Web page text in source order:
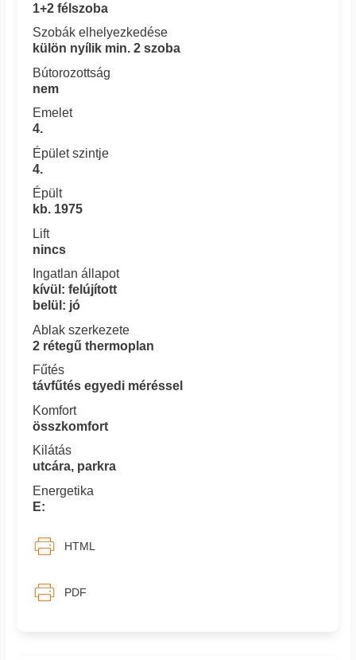
1+2 félszoba
Szobák elhelyezkedése
külön nyílik min. 2 szoba
Bútorozottság
nem
Emelet
4.
Épület szintje
4.
Épült
kb. 1975
Lift
nincs
Ingatlan állapot
kívül: felújított
belül: jó
Ablak szerkezete
2 rétegű thermoplan
Fűtés
távfűtés egyedi méréssel
Komfort
összkomfort
Kilátás
utcára, parkra
Energetika
E:
HTML
PDF